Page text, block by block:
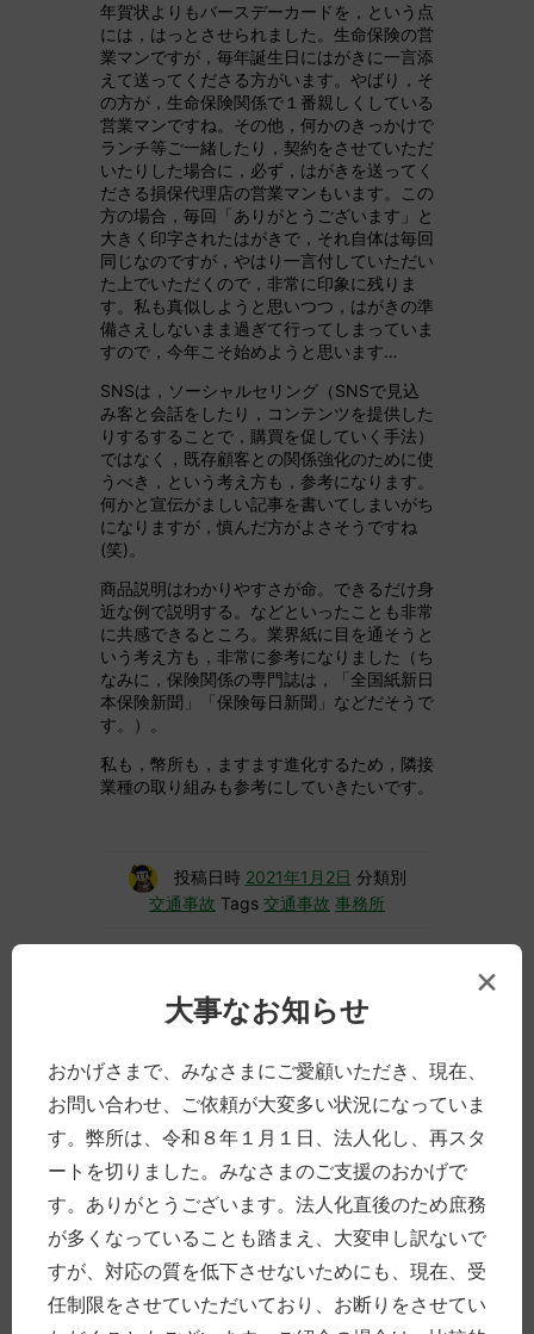
年賀状よりもバースデーカードを，という点
には，はっとさせられました。生命保険の営
業マンですが，毎年誕生日にはがきに一言添
えて送ってくださる方がいます。やばり，そ
の方が，生命保険関係で１番親しくしている
営業マンですね。その他，何かのきっかけで
ランチ等ご一緒したり，契約をさせていただ
いたりした場合に，必ず，はがきを送ってく
ださる損保代理店の営業マンもいます。この
方の場合，毎回「ありがとうございます」と
大きく印字されたはがきで，それ自体は毎回
同じなのですが，やはり一言付していただい
た上でいただくので，非常に印象に残りま
す。私も真似しようと思いつつ，はがきの準
備さえしないまま過ぎて行ってしまっていま
すので，今年こそ始めようと思います…
SNSは，ソーシャルセリング（SNSで見込
み客と会話をしたり，コンテンツを提供した
りするすることで，購買を促していく手法）
ではなく，既存顧客との関係強化のために使
うべき，という考え方も，参考になります。
何かと宣伝がましい記事を書いてしまいがち
になりますが，慎んだ方がよさそうですね
(笑)。
商品説明はわかりやすさが命。できるだけ身
近な例で説明する。などといったことも非常
に共感できるところ。業界紙に目を通そうと
いう考え方も，非常に参考になりました（ち
なみに，保険関係の専門誌は，「全国紙新日
本保険新聞」「保険毎日新聞」などだそうで
す。）。
私も，幣所も，ますます進化するため，隣接
業種の取り組みも参考にしていきたいです。
投稿日時 2021年1月2日 分類別
交通事故 Tags 交通事故 事務所
４月の交通事故最少 日経新
日経新聞・令和２年５月１７日（日）記事。
記事によると、４月に同月で起きた交通事故
は、前年同月比３６％減（？！）・２万０８
０５件とのこと。警察庁に月間のデータが残
る１９８９年以降、月間で過去最少を更新し
たそうです。
コロナの関係で交通量が減ったからと分析さ
れていますが、一方で、死亡事故が増えた地
×
大事なお知らせ
おかげさまで、みなさまにご愛顧いただき、現在、
お問い合わせ、ご依頼が大変多い状況になっていま
す。弊所は、令和８年１月１日、法人化し、再スタ
ートを切りました。みなさまのご支援のおかげで
す。ありがとうございます。法人化直後のため庶務
が多くなっていることも踏まえ、大変申し訳ないで
すが、対応の質を低下させないためにも、現在、受
任制限をさせていただいており、お断りをさせてい